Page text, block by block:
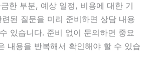
한 부분, 예상 일정, 비용에 대한 기
된 질문을 미리 준비하면 상담 내용
있습니다. 준비 없이 문의하면 중요
내용을 반복해서 확인해야 할 수 있습